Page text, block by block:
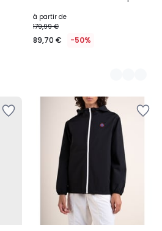
à partir de
179,99 €
89,70 € -50%